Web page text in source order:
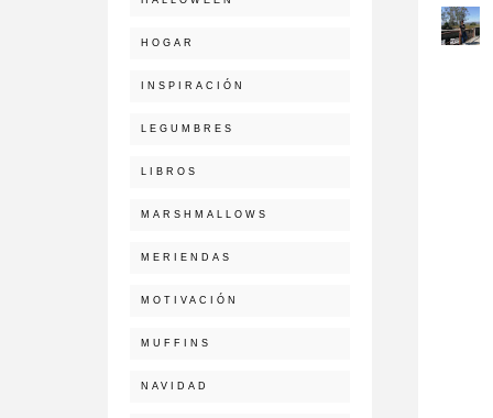
HOGAR
INSPIRACIÓN
LEGUMBRES
LIBROS
MARSHMALLOWS
MERIENDAS
MOTIVACIÓN
MUFFINS
NAVIDAD